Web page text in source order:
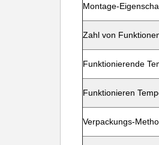
Montage-
Zahl von
Funktionierende
Funktionieren
Verpackungs-